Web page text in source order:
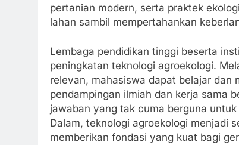
pertanian modern, serta praktek
lahan sambil mempertahankan
Lembaga pendidikan tinggi beserta
peningkatan teknologi agroekologi.
relevan, mahasiswa dapat belajar dan
pendampingan ilmiah dan kerja sama
jawaban yang tak cuma berguna
Dalam, teknologi agroekologi menjadi
memberikan fondasi yang kuat bagi